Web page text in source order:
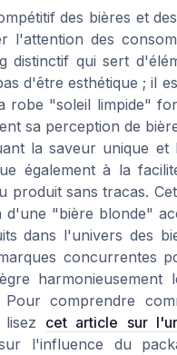
des bières et
des
distinctif qui sert
d'être esthétique ; il
robe "soleil limpide"
sa perception de
la saveur unique
également à la
produit sans tracas.
"bière blonde"
dans l'univers des
Pour comprendre
cet article sur
sur l'influence du